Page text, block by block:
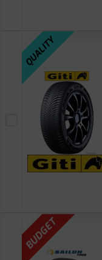
QUALITY
BUDGET